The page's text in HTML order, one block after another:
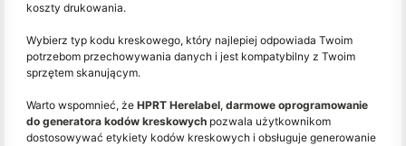
koszty drukowania.
Wybierz typ kodu kreskowego, który najlepiej odpowiada Twoim
potrzebom przechowywania danych i jest kompatybilny z Twoim
sprzętem skanującym.
Warto wspomnieć, że HPRT Herelabel, darmowe oprogramowanie
do generatora kodów kreskowych pozwala użytkownikom
dostosowywać etykiety kodów kreskowych i obsługuje generowanie